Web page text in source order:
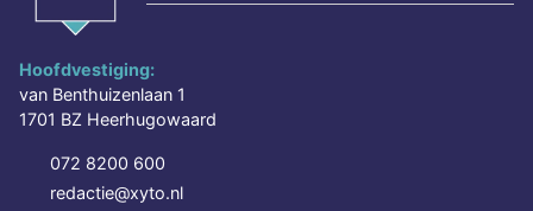
Hoofdvestiging:
van Benthuizenlaan 1
1701 BZ Heerhugowaard
072 8200 600
redactie@xyto.nl